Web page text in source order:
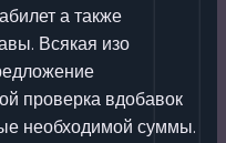
а также
Всякая изо
проверка вдобавок
необходимой суммы.